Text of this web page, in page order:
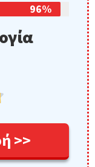
96%
>>